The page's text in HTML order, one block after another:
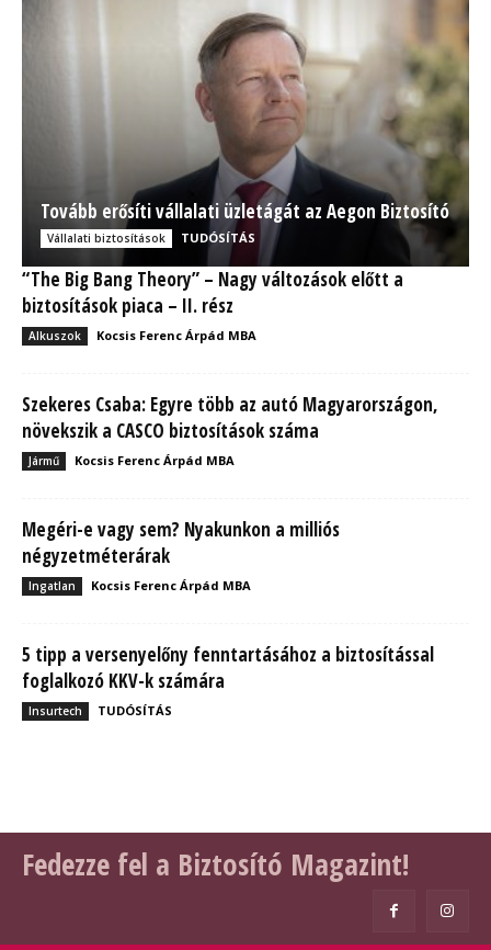
Tovább erősíti vállalati üzletágát az Aegon Biztosító
Vállalati biztosítások TUDÓSÍTÁS
“The Big Bang Theory” – Nagy változások előtt a
biztosítások piaca – II. rész
Alkuszok Kocsis Ferenc Árpád MBA
Szekeres Csaba: Egyre több az autó Magyarországon,
növekszik a CASCO biztosítások száma
Jármű Kocsis Ferenc Árpád MBA
Megéri-e vagy sem? Nyakunkon a milliós
négyzetméterárak
Ingatlan Kocsis Ferenc Árpád MBA
5 tipp a versenyelőny fenntartásához a biztosítással
foglalkozó KKV-k számára
Insurtech TUDÓSÍTÁS
Fedezze fel a Biztosító Magazint!